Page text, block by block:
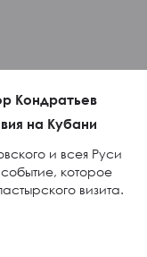
Кондратьев
на Кубани
и всея Руси
которое
визита.